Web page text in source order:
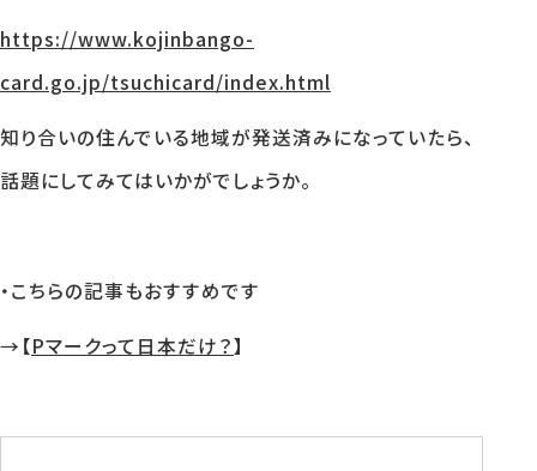
https://www.kojinbango-
card.go.jp/tsuchicard/index.html
知り合いの住んでいる地域が発送済みになっていたら、
話題にしてみてはいかがでしょうか。
・こちらの記事もおすすめです
→【Pマークって日本だけ？】